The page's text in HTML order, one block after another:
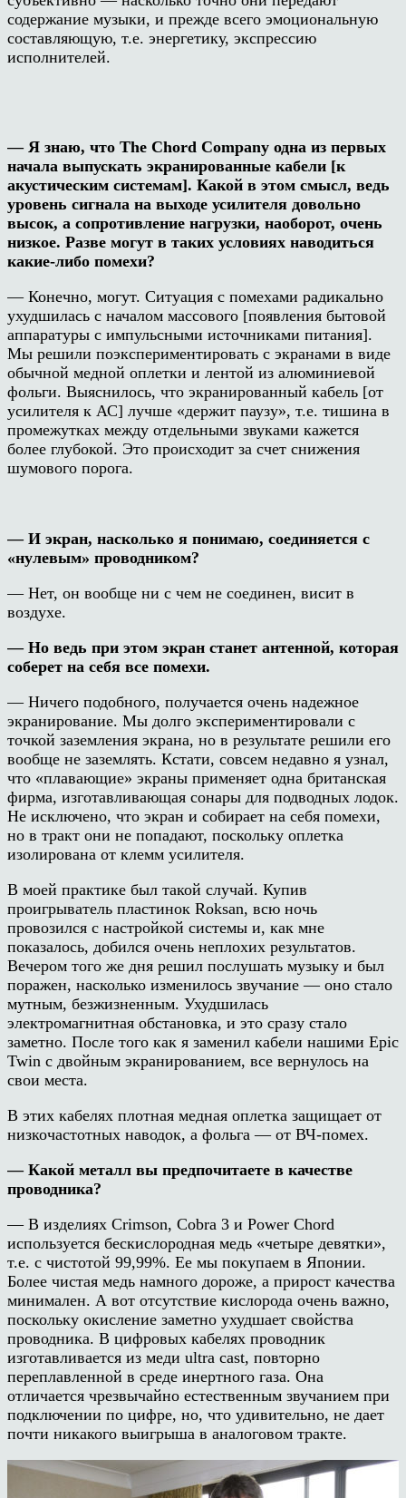
содержание музыки, и прежде всего эмоциональную
составляющую, т.е. энергетику, экспрессию
исполнителей.
— Я знаю, что The Chord Company одна из первых
начала выпускать экранированные кабели [к
акустическим системам]. Какой в этом смысл, ведь
уровень сигнала на выходе усилителя довольно
высок, а сопротивление нагрузки, наоборот, очень
низкое. Разве могут в таких условиях наводиться
какие-либо помехи?
— Конечно, могут. Ситуация с помехами радикально
ухудшилась с началом массового [появления бытовой
аппаратуры с импульсными источниками питания].
Мы решили поэкспериментировать с экранами в виде
обычной медной оплетки и лентой из алюминиевой
фольги. Выяснилось, что экранированный кабель [от
усилителя к АС] лучше «держит паузу», т.е. тишина в
промежутках между отдельными звуками кажется
более глубокой. Это происходит за счет снижения
шумового порога.
— И экран, насколько я понимаю, соединяется с
«нулевым» проводником?
— Нет, он вообще ни с чем не соединен, висит в
воздухе.
— Но ведь при этом экран станет антенной, которая
соберет на себя все помехи.
— Ничего подобного, получается очень надежное
экранирование. Мы долго экспериментировали с
точкой заземления экрана, но в результате решили его
вообще не заземлять. Кстати, совсем недавно я узнал,
что «плавающие» экраны применяет одна британская
фирма, изготавливающая сонары для подводных лодок.
Не исключено, что экран и собирает на себя помехи,
но в тракт они не попадают, поскольку оплетка
изолирована от клемм усилителя.
В моей практике был такой случай. Купив
проигрыватель пластинок Roksan, всю ночь
провозился с настройкой системы и, как мне
показалось, добился очень неплохих результатов.
Вечером того же дня решил послушать музыку и был
поражен, насколько изменилось звучание — оно стало
мутным, безжизненным. Ухудшилась
электромагнитная обстановка, и это сразу стало
заметно. После того как я заменил кабели нашими Epic
Twin с двойным экранированием, все вернулось на
свои места.
В этих кабелях плотная медная оплетка защищает от
низкочастотных наводок, а фольга — от ВЧ-помех.
— Какой металл вы предпочитаете в качестве
проводника?
— В изделиях Crimson, Cobra 3 и Power Chord
используется бескислородная медь «четыре девятки»,
т.е. с чистотой 99,99%. Ее мы покупаем в Японии.
Более чистая медь намного дороже, а прирост качества
минимален. А вот отсутствие кислорода очень важно,
поскольку окисление заметно ухудшает свойства
проводника. В цифровых кабелях проводник
изготавливается из меди ultra cast, повторно
переплавленной в среде инертного газа. Она
отличается чрезвычайно естественным звучанием при
подключении по цифре, но, что удивительно, не дает
почти никакого выигрыша в аналоговом тракте.